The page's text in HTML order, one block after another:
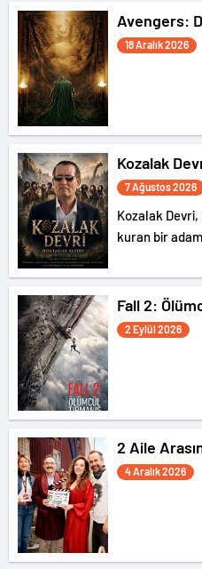
Avengers:
18 Aralık 2026
Kozalak
7 Ağustos 2026
Kozalak Devri,
kuran bir
Fall 2:
2 Eylül 2026
2 Aile
4 Aralık 2026